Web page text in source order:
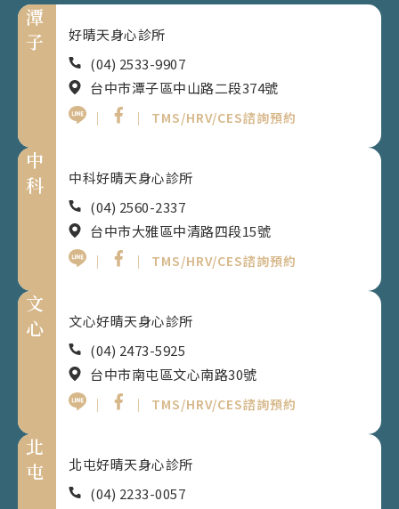
潭
子
好晴天身心診所
(04) 2533-9907
台中市潭子區中山路二段374號
｜
｜ TMS/HRV/CES諮詢預約
中
科
中科好晴天身心診所
(04) 2560-2337
台中市大雅區中清路四段15號
｜
｜ TMS/HRV/CES諮詢預約
文
心
文心好晴天身心診所
(04) 2473-5925
台中市南屯區文心南路30號
｜
｜ TMS/HRV/CES諮詢預約
北
屯
北屯好晴天身心診所
(04) 2233-0057